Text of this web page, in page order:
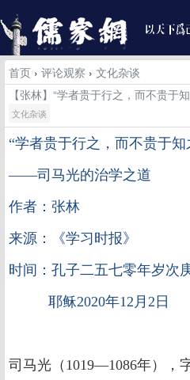
首页 › 评论观察 › 文化杂谈
【张林】“学者贵于行之，而不贵
文化杂谈
“学者贵于行之，而不贵于知
——司马光的治学之道
作者：张林
来源：《学习时报》
时间：孔子二五七零年岁次
耶稣2020年12月2日
司马光（1019—1086年），